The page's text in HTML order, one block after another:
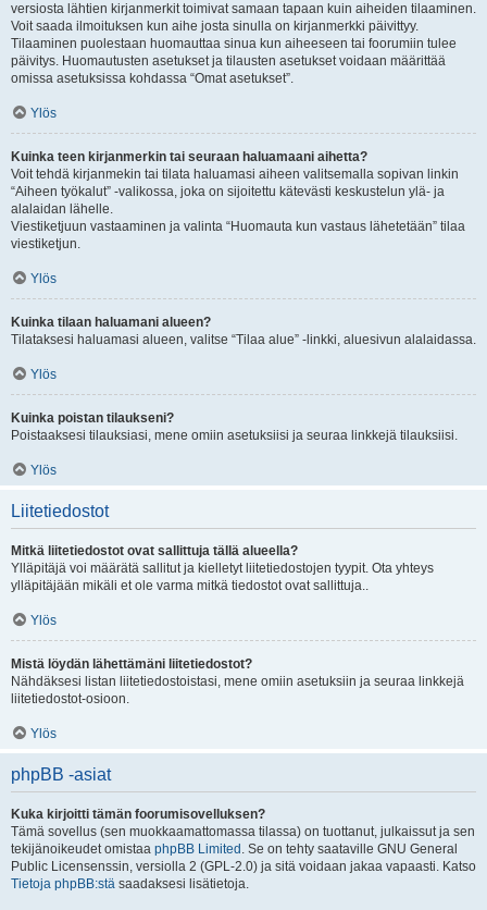
versiosta lähtien kirjanmerkit toimivat samaan tapaan kuin aiheiden tilaaminen.
Voit saada ilmoituksen kun aihe josta sinulla on kirjanmerkki päivittyy.
Tilaaminen puolestaan huomauttaa sinua kun aiheeseen tai foorumiin tulee
päivitys. Huomautusten asetukset ja tilausten asetukset voidaan määrittää
omissa asetuksissa kohdassa “Omat asetukset”.
Ylös
Kuinka teen kirjanmerkin tai seuraan haluamaani aihetta?
Voit tehdä kirjanmekin tai tilata haluamasi aiheen valitsemalla sopivan linkin
“Aiheen työkalut” -valikossa, joka on sijoitettu kätevästi keskustelun ylä- ja
alalaidan lähelle.
Viestiketjuun vastaaminen ja valinta “Huomauta kun vastaus lähetetään” tilaa
viestiketjun.
Ylös
Kuinka tilaan haluamani alueen?
Tilataksesi haluamasi alueen, valitse “Tilaa alue” -linkki, aluesivun alalaidassa.
Ylös
Kuinka poistan tilaukseni?
Poistaaksesi tilauksiasi, mene omiin asetuksiisi ja seuraa linkkejä tilauksiisi.
Ylös
Liitetiedostot
Mitkä liitetiedostot ovat sallittuja tällä alueella?
Ylläpitäjä voi määrätä sallitut ja kielletyt liitetiedostojen tyypit. Ota yhteys
ylläpitäjään mikäli et ole varma mitkä tiedostot ovat sallittuja..
Ylös
Mistä löydän lähettämäni liitetiedostot?
Nähdäksesi listan liitetiedostoistasi, mene omiin asetuksiin ja seuraa linkkejä
liitetiedostot-osioon.
Ylös
phpBB -asiat
Kuka kirjoitti tämän foorumisovelluksen?
Tämä sovellus (sen muokkaamattomassa tilassa) on tuottanut, julkaissut ja sen
tekijänoikeudet omistaa phpBB Limited . Se on tehty saataville GNU General
Public Licensenssin, versiolla 2 (GPL-2.0) ja sitä voidaan jakaa vapaasti. Katso
Tietoja phpBB:stä saadaksesi lisätietoja.